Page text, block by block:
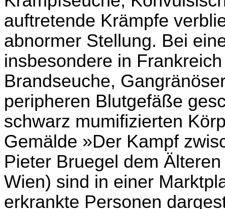
auftretende Krämpfe
abnormer Stellung. Bei
insbesondere in
Brandseuche,
peripheren Blutgefäße
schwarz mumifizierten
Gemälde »Der Kampf
Pieter Bruegel dem
Wien) sind in einer
erkrankte Personen